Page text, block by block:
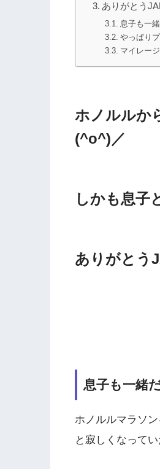
ありがとう
息子も一
やっぱり
マイレー
ホノルルか
(^o^)／
しかも息子
ありがと
息子も一緒
ホノルルマラソ
と寂しくなって